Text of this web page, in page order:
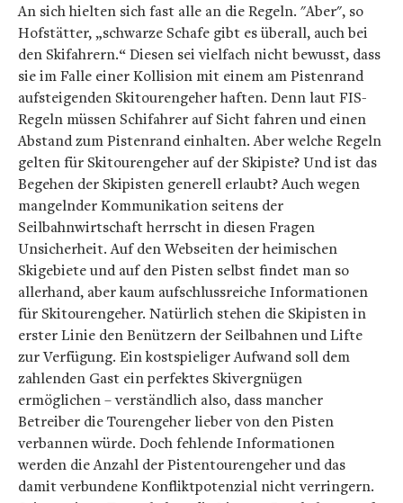
An sich hielten sich fast alle an die Regeln. "Aber", so
Hofstätter, „schwarze Schafe gibt es überall, auch bei
den Skifahrern.“ Diesen sei vielfach nicht bewusst, dass
sie im Falle einer Kollision mit einem am Pistenrand
aufsteigenden Skitourengeher haften. Denn laut FIS-
Regeln müssen Schifahrer auf Sicht fahren und einen
Abstand zum Pistenrand einhalten. Aber welche Regeln
gelten für Skitourengeher auf der Skipiste? Und ist das
Begehen der Skipisten generell erlaubt? Auch wegen
mangelnder Kommunikation seitens der
Seilbahnwirtschaft herrscht in diesen Fragen
Unsicherheit. Auf den Webseiten der heimischen
Skigebiete und auf den Pisten selbst findet man so
allerhand, aber kaum aufschlussreiche Informationen
für Skitourengeher. Natürlich stehen die Skipisten in
erster Linie den Benützern der Seilbahnen und Lifte
zur Verfügung. Ein kostspieliger Aufwand soll dem
zahlenden Gast ein perfektes Skivergnügen
ermöglichen – verständlich also, dass mancher
Betreiber die Tourengeher lieber von den Pisten
verbannen würde. Doch fehlende Informationen
werden die Anzahl der Pistentourengeher und das
damit verbundene Konfliktpotenzial nicht verringern.